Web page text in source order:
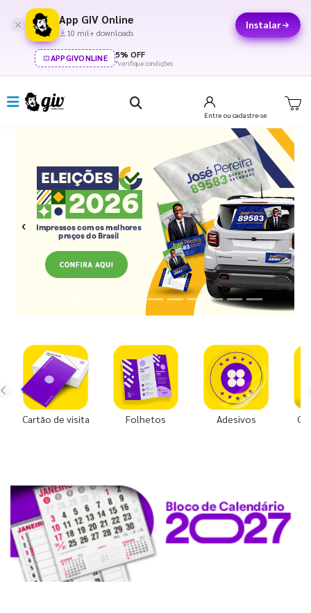
App GIV Online
10 mil+ downloads
Instalar
APPGIVONLINE 5% OFF
*verifique condições
Entre ou cadastre-se
Previous Next
Cartão de visita Folhetos Adesivos